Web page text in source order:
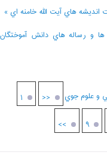
هاي آيت الله خامنه اي »
و رساله هاي دانش آموختگان
و علوم جوي
<< ۱
۹ >>